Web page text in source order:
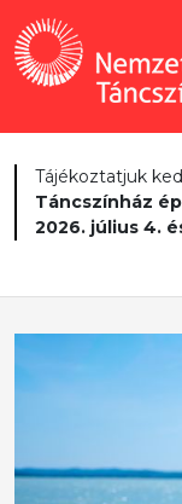
Tájékoztatjuk
Táncszínház
2026. július 4.